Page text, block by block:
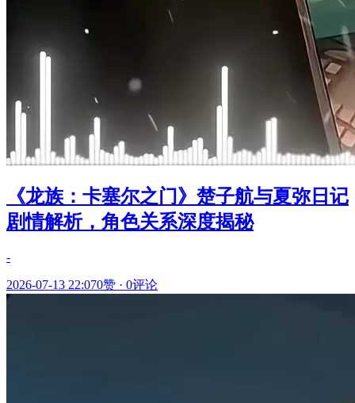
《龙族：卡塞尔之门》楚子航与夏弥日记
剧情解析，角色关系深度揭秘
-
2026-07-13 22:070赞 · 0评论